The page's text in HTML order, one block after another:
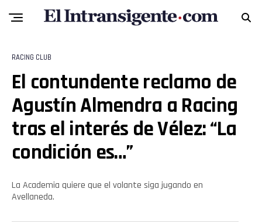
RACING CLUB
El contundente reclamo de
Agustín Almendra a Racing
tras el interés de Vélez: “La
condición es…”
La Academia quiere que el volante siga jugando en
Avellaneda.
Email